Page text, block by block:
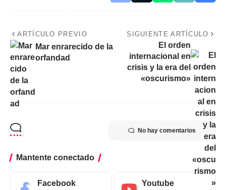
ARTÍCULO PREVIO
Mar enrarecido de la
orfandad
SIGUIENTE ARTÍCULO
El orden
internacional en
crisis y la era del
«oscurismo»
No hay comentarios
Mantente conectado
Facebook Youtube